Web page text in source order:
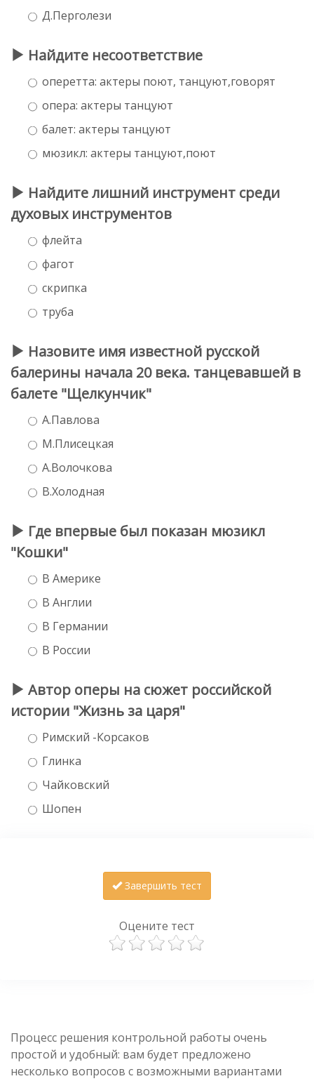
Д.Перголези
Найдите несоответствие
оперетта: актеры поют, танцуют,говорят
опера: актеры танцуют
балет: актеры танцуют
мюзикл: актеры танцуют,поют
Найдите лишний инструмент среди
духовых инструментов
флейта
фагот
скрипка
труба
Назовите имя известной русской
балерины начала 20 века. танцевавшей в
балете "Щелкунчик"
А.Павлова
М.Плисецкая
А.Волочкова
В.Холодная
Где впервые был показан мюзикл
"Кошки"
В Америке
В Англии
В Германии
В России
Автор оперы на сюжет российской
истории "Жизнь за царя"
Римский -Корсаков
Глинка
Чайковский
Шопен
Завершить тест
Оцените тест
Процесс решения контрольной работы очень
простой и удобный: вам будет предложено
несколько вопросов с возможными вариантами